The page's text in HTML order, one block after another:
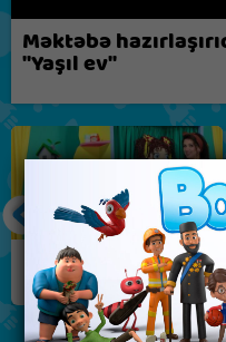
Məktəbə
"Yaşıl ev"